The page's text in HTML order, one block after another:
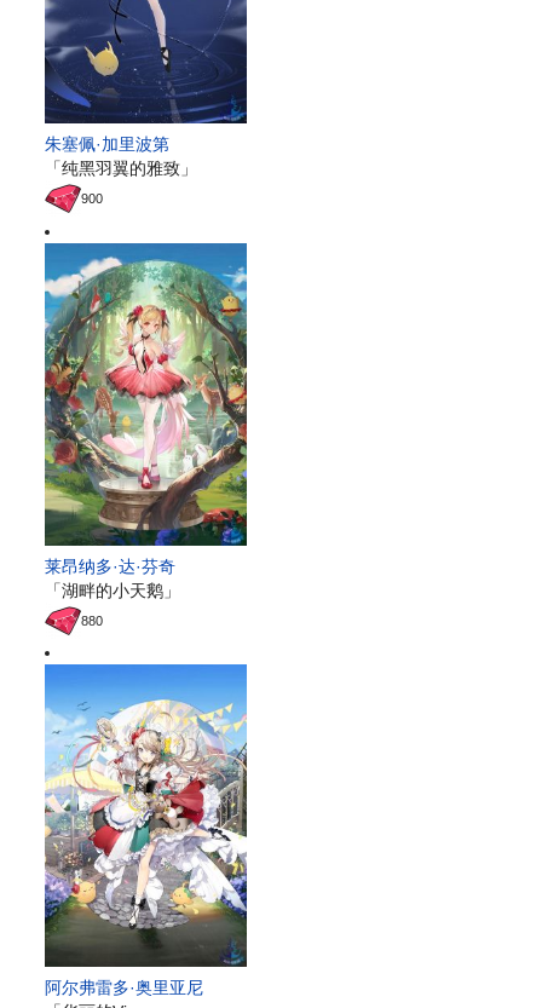
朱塞佩·加里波第
「纯黑羽翼的雅致」
900
莱昂纳多·达·芬奇
「湖畔的小天鹅」
880
阿尔弗雷多·奥里亚尼